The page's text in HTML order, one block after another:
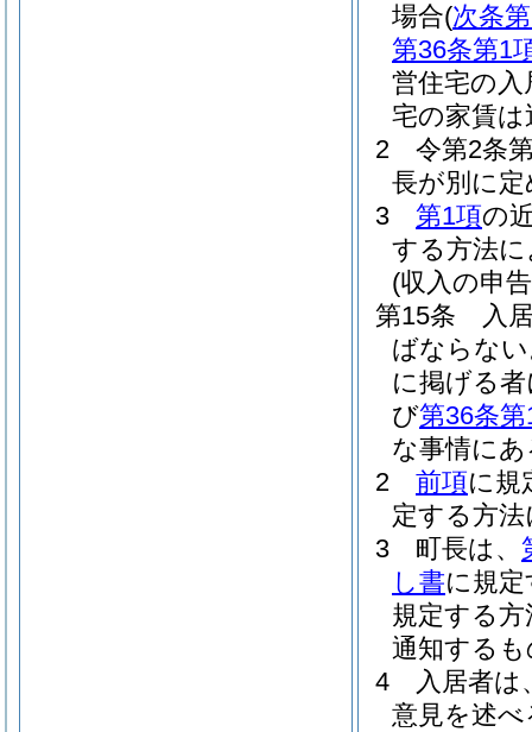
場合(次条
第36条第1
営住宅の
宅の家賃
2
令第2条
長が別に
3
第1項の
する方法
(収入の申
第15条
入
ばならな
に掲げる
び第36条第
な事情に
2
前項に規
定する方
3
町長は、
し書に規
規定する
通知する
4
入居者は
意見を述